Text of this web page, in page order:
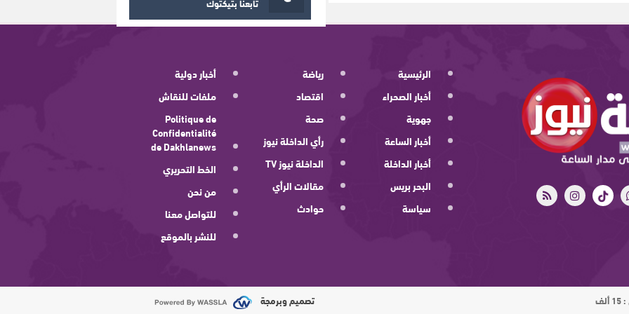
الرئيسية
أخبار الصحراء
جهوية
أخبار الساعة
أخبار الداخلة
البحر بريس
سياسة
رياضة
اقتصاد
صحة
رأي الداخلة نيوز
الداخلة نيوز TV
مقالات الرأي
حوادث
أخبار دولية
ملفات للنقاش
Politique de
Confidentialité
de Dakhlanews
الخط التحريري
من نحن
للتواصل معنا
للنشر بالموقع
تصميم وبرمجة